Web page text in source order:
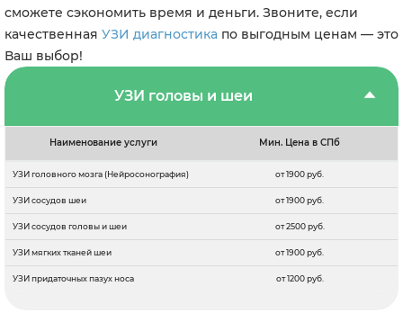
сможете сэкономить время и деньги. Звоните, если
качественная УЗИ диагностика по выгодным ценам — это
Ваш выбор!
УЗИ головы и шеи
Наименование услуги Мин. Цена в СПб
УЗИ головного мозга (Нейросонография) от 1900 руб.
УЗИ сосудов шеи от 1900 руб.
УЗИ сосудов головы и шеи от 2500 руб.
УЗИ мягких тканей шеи от 1900 руб.
УЗИ придаточных пазух носа от 1200 руб.